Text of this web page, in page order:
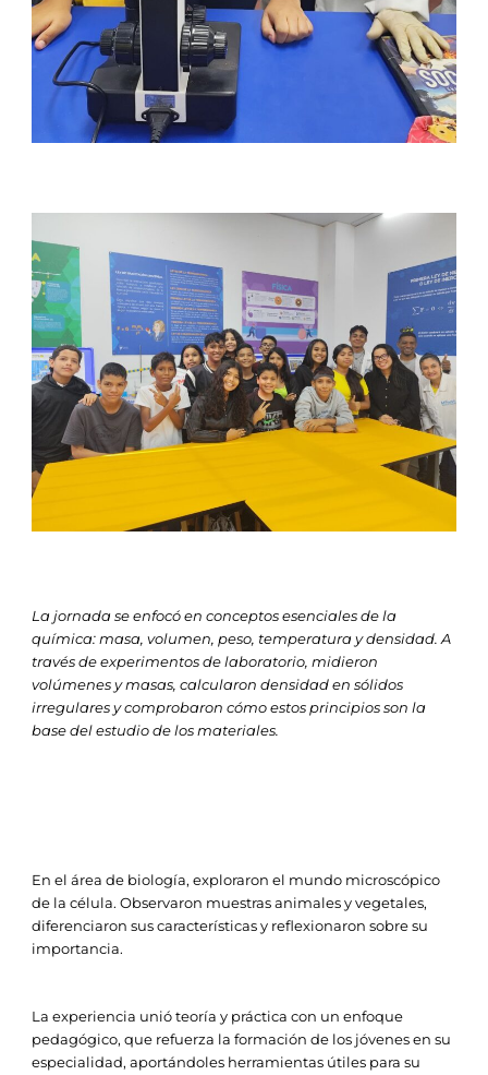
La jornada se enfocó en conceptos esenciales de la
química: masa, volumen, peso, temperatura y densidad. A
través de experimentos de laboratorio, midieron
volúmenes y masas, calcularon densidad en sólidos
irregulares y comprobaron cómo estos principios son la
base del estudio de los materiales.
En el área de biología, exploraron el mundo microscópico
de la célula. Observaron muestras animales y vegetales,
diferenciaron sus características y reflexionaron sobre su
importancia.
La experiencia unió teoría y práctica con un enfoque
pedagógico, que refuerza la formación de los jóvenes en su
especialidad, aportándoles herramientas útiles para su